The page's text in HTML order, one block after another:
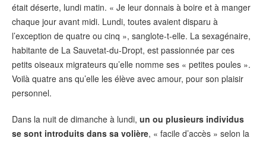
était déserte, lundi matin. « Je leur donnais à boire et à manger
chaque jour avant midi. Lundi, toutes avaient disparu à
l’exception de quatre ou cinq », sanglote-t-elle. La sexagénaire,
habitante de La Sauvetat-du-Dropt, est passionnée par ces
petits oiseaux migrateurs qu’elle nomme ses « petites poules ».
Voilà quatre ans qu’elle les élève avec amour, pour son plaisir
personnel.
Dans la nuit de dimanche à lundi, un ou plusieurs individus
se sont introduits dans sa volière, « facile d’accès » selon la